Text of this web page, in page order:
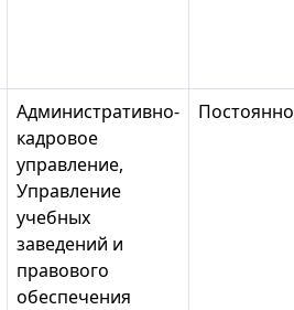
Административно-
кадровое
управление,
Управление
учебных
заведений и
правового
обеспечения
Постоянно